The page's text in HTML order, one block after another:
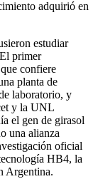
adquirió en
estudiar
primer
confiere
planta de
laboratorio, y
y la UNL
el gen de girasol
una alianza
oficial
HB4, la
Argentina.